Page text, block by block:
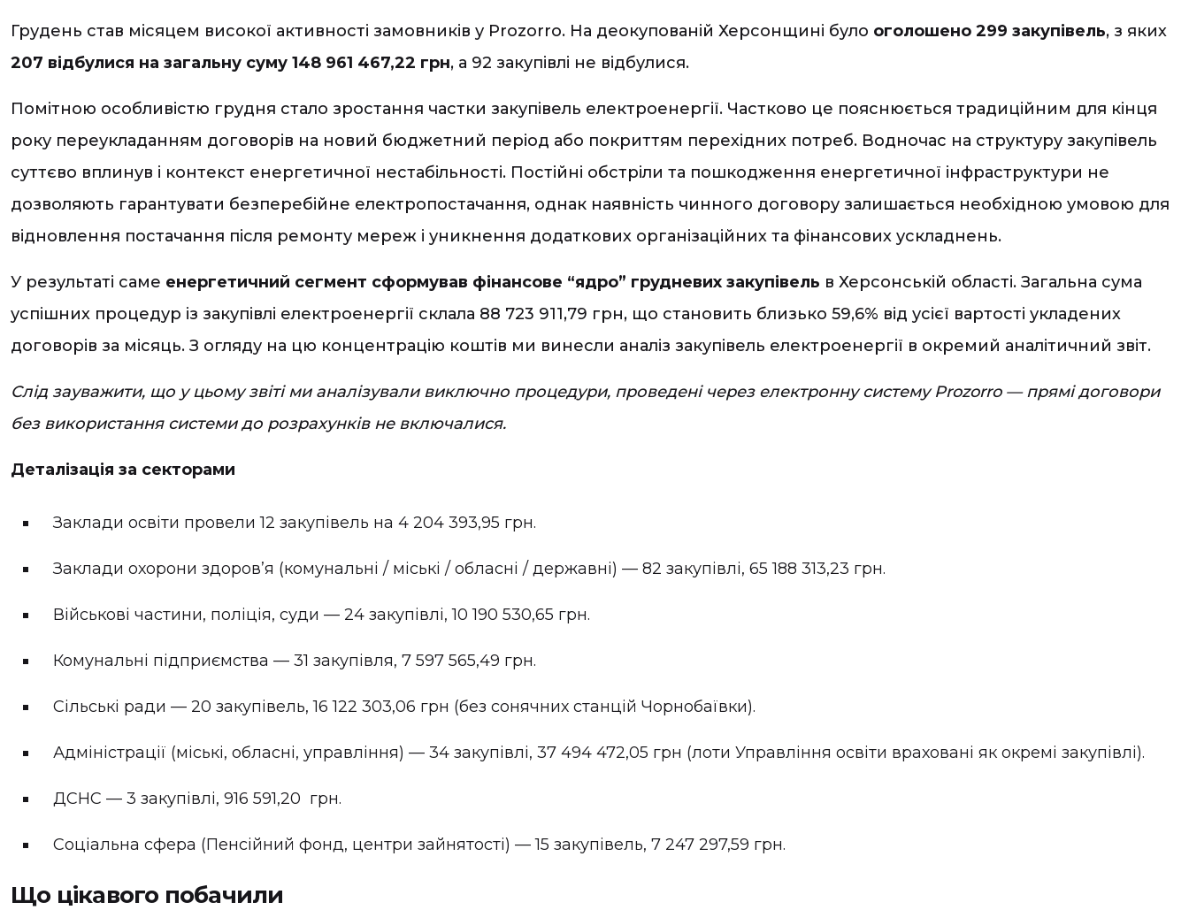
Грудень став місяцем високої активності замовників у Prozorro. На деокупованій Херсонщині було оголошено 299 закупівель, з яких
207 відбулися на загальну суму 148 961 467,22 грн, а 92 закупівлі не відбулися.
Помітною особливістю грудня стало зростання частки закупівель електроенергії. Частково це пояснюється традиційним для кінця
року переукладанням договорів на новий бюджетний період або покриттям перехідних потреб. Водночас на структуру закупівель
суттєво вплинув і контекст енергетичної нестабільності. Постійні обстріли та пошкодження енергетичної інфраструктури не
дозволяють гарантувати безперебійне електропостачання, однак наявність чинного договору залишається необхідною умовою для
відновлення постачання після ремонту мереж і уникнення додаткових організаційних та фінансових ускладнень.
У результаті саме енергетичний сегмент сформував фінансове “ядро” грудневих закупівель в Херсонській області. Загальна сума
успішних процедур із закупівлі електроенергії склала 88 723 911,79 грн, що становить близько 59,6% від усієї вартості укладених
договорів за місяць. З огляду на цю концентрацію коштів ми винесли аналіз закупівель електроенергії в окремий аналітичний звіт.
Слід зауважити, що у цьому звіті ми аналізували виключно процедури, проведені через електронну систему Prozorro — прямі договори
без використання системи до розрахунків не включалися.
Деталізація за секторами
Заклади освіти провели 12 закупівель на 4 204 393,95 грн.
Заклади охорони здоров’я (комунальні / міські / обласні / державні) — 82 закупівлі, 65 188 313,23 грн.
Військові частини, поліція, суди — 24 закупівлі, 10 190 530,65 грн.
Комунальні підприємства — 31 закупівля, 7 597 565,49 грн.
Сільські ради — 20 закупівель, 16 122 303,06 грн (без сонячних станцій Чорнобаївки).
Адміністрації (міські, обласні, управління) — 34 закупівлі, 37 494 472,05 грн (лоти Управління освіти враховані як окремі закупівлі).
ДСНС — 3 закупівлі, 916 591,20 грн.
Соціальна сфера (Пенсійний фонд, центри зайнятості) — 15 закупівель, 7 247 297,59 грн.
Що цікавого побачили